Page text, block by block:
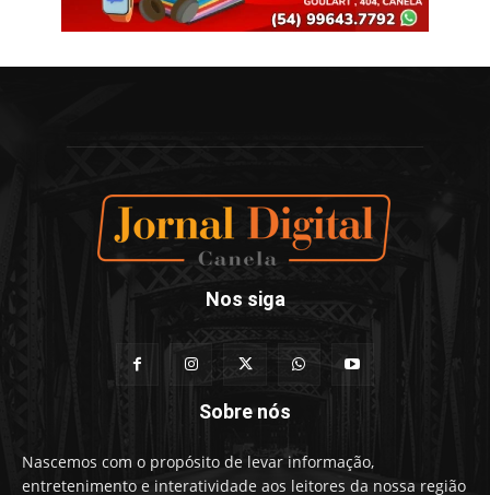
Nos siga
Sobre nós
Nascemos com o propósito de levar informação,
entretenimento e interatividade aos leitores da nossa região